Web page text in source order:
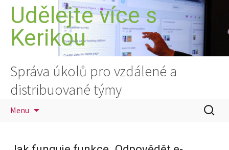
Přejít
obsahu
webu
Udělejte více s
Kerikou
Správa úkolů pro vzdálené a
distribuované týmy
Menu